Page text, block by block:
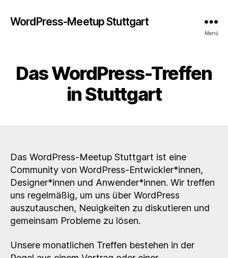
WordPress-Meetup Stuttgart
Menü
Das WordPress-Treffen
in Stuttgart
Das WordPress-Meetup Stuttgart ist eine
Community von WordPress-Entwickler*innen,
Designer*innen und Anwender*innen. Wir treffen
uns regelmäßig, um uns über WordPress
auszutauschen, Neuigkeiten zu diskutieren und
gemeinsam Probleme zu lösen.
Unsere monatlichen Treffen bestehen in der